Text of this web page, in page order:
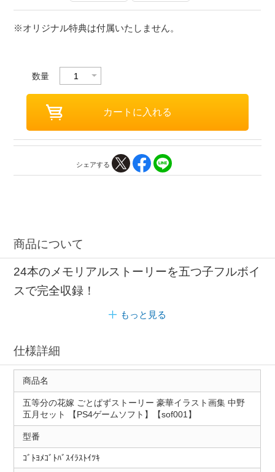
※オリジナル特典は付属いたしません。
数量
シェアする
商品について
24本のメモリアルストーリーを五つ子フルボイ
スで完全収録！
もっと見る
仕様詳細
商品名
五等分の花嫁 ごとぱずストーリー 豪華イラスト画集 中野
五月セット 【PS4ゲームソフト】【sof001】
型番
ｺﾞﾄﾖﾒｺﾞﾄﾊﾞｽｲﾗｽﾄｲﾂｷ